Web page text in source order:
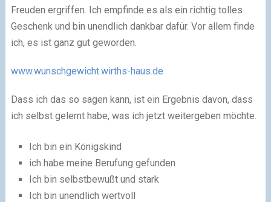
Freuden ergriffen. Ich empfinde es als ein richtig tolles
Geschenk und bin unendlich dankbar dafür. Vor allem finde
ich, es ist ganz gut geworden.
www.wunschgewicht.wirths-haus.de
Dass ich das so sagen kann, ist ein Ergebnis davon, dass
ich selbst gelernt habe, was ich jetzt weitergeben möchte.
Ich bin ein Königskind
ich habe meine Berufung gefunden
Ich bin selbstbewußt und stark
Ich bin unendlich wertvoll